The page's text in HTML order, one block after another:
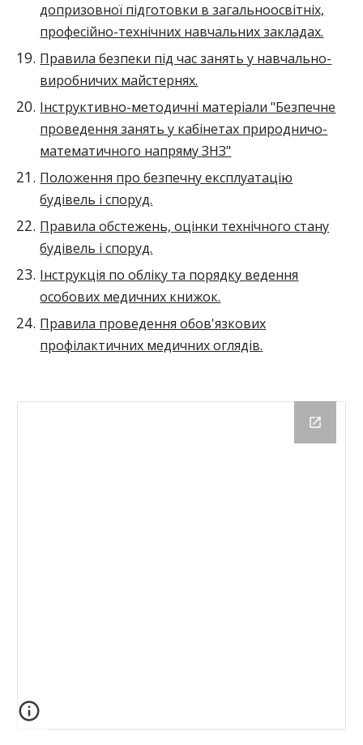
допризовної підготовки в загальноосвітніх,
професійно-технічних навчальних закладах.
Правила безпеки під час занять у навчально-
виробничих майстернях.
Інструктивно-методичні матеріали "Безпечне
проведення занять у кабінетах природничо-
математичного напряму ЗНЗ"
Положення про безпечну експлуатацію
будівель і споруд.
Правила обстежень, оцінки технічного стану
будівель і споруд.
Інструкція по обліку та порядку ведення
особових медичних книжок.
Правила проведення обов'язкових
профілактичних медичних оглядів.